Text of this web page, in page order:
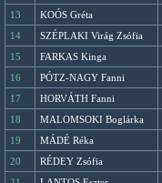
13
KOÓS Gréta
14
SZÉPLAKI Virág Zsófia
15
FARKAS Kinga
16
PÓTZ-NAGY Fanni
17
HORVÁTH Fanni
18
MALOMSOKI Boglárka
19
MÁDÉ Réka
20
RÉDEY Zsófia